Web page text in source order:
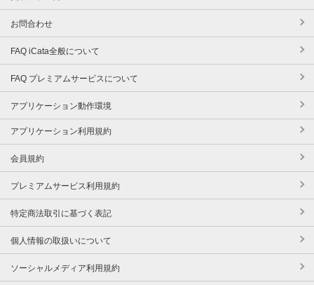
お問合わせ
FAQ iCata全般について
FAQ プレミアムサービスについて
アプリケーション動作環境
アプリケーション利用規約
会員規約
プレミアムサービス利用規約
特定商法取引に基づく表記
個人情報の取扱いについて
ソーシャルメディア利用規約